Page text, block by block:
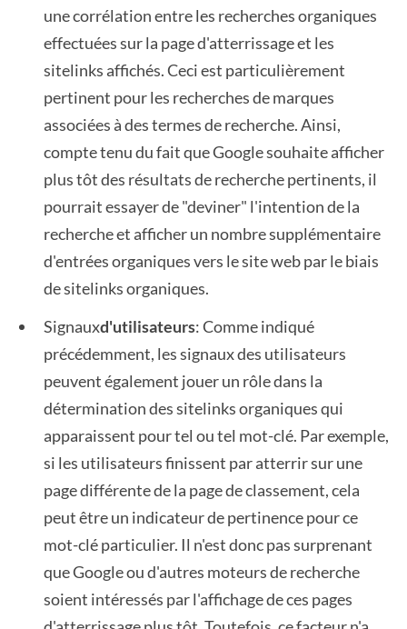
une corrélation entre les recherches organiques
effectuées sur la page d'atterrissage et les
sitelinks affichés. Ceci est particulièrement
pertinent pour les recherches de marques
associées à des termes de recherche. Ainsi,
compte tenu du fait que Google souhaite afficher
plus tôt des résultats de recherche pertinents, il
pourrait essayer de "deviner" l'intention de la
recherche et afficher un nombre supplémentaire
d'entrées organiques vers le site web par le biais
de sitelinks organiques.
Signauxd'utilisateurs: Comme indiqué
précédemment, les signaux des utilisateurs
peuvent également jouer un rôle dans la
détermination des sitelinks organiques qui
apparaissent pour tel ou tel mot-clé. Par exemple,
si les utilisateurs finissent par atterrir sur une
page différente de la page de classement, cela
peut être un indicateur de pertinence pour ce
mot-clé particulier. Il n'est donc pas surprenant
que Google ou d'autres moteurs de recherche
soient intéressés par l'affichage de ces pages